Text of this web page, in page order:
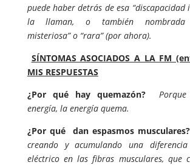
puede haber detrás de esa “discapacidad
la llaman, o también nombrada
misteriosa” o “rara” (por ahora).
SÍNTOMAS ASOCIADOS A LA FM
MIS RESPUESTAS
¿Por qué hay quemazón?
energía, la energía quema.
¿Por qué dan espasmos
creando y acumulando una
eléctrico en las fibras musculares, que